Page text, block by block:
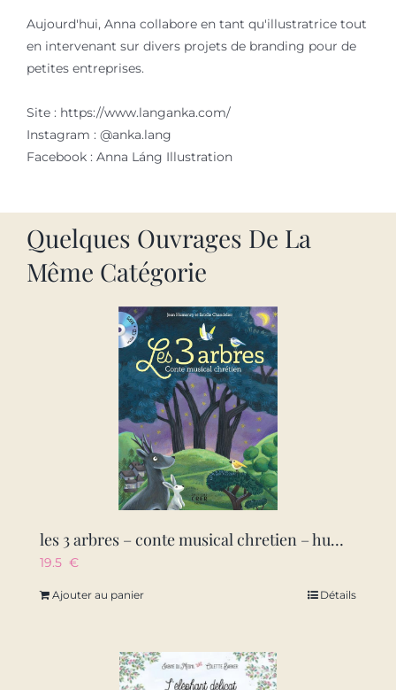
Aujourd'hui, Anna collabore en tant qu'illustratrice tout
en intervenant sur divers projets de branding pour de
petites entreprises.
Site : https://www.langanka.com/
Instagram : @anka.lang
Facebook : Anna Láng Illustration
Quelques Ouvrages De La
Même Catégorie
les 3 arbres – conte musical chretien – humenry
19.5 €
Ajouter au panier Détails